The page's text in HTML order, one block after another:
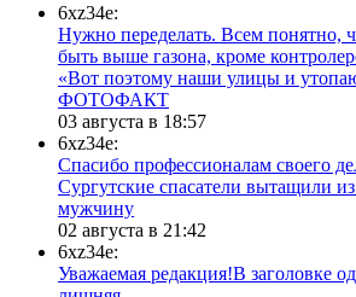
6xz34e:
Нужно переделать. Всем понятно,
быть выше газона, кроме
«Вот поэтому наши улицы и
ФОТОФАКТ
03 августа в 18:57
6xz34e:
Спасибо профессионалам своего
Сургутские спасатели вытащили
мужчину
02 августа в 21:42
6xz34e:
Уважаемая редакция!В заголовке